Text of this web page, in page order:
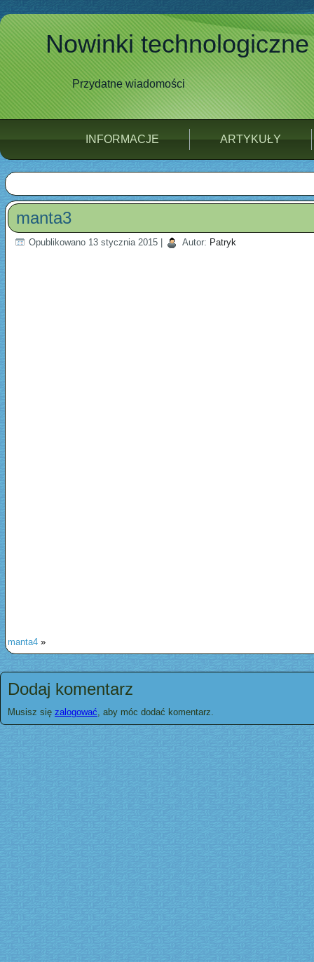
Nowinki technologiczne
Przydatne wiadomości
INFORMACJE ARTYKUŁY
manta3
Opublikowano 13 stycznia 2015 Autor: Patryk
manta4 »
Dodaj komentarz
Musisz się zalogować, aby móc dodać komentarz.